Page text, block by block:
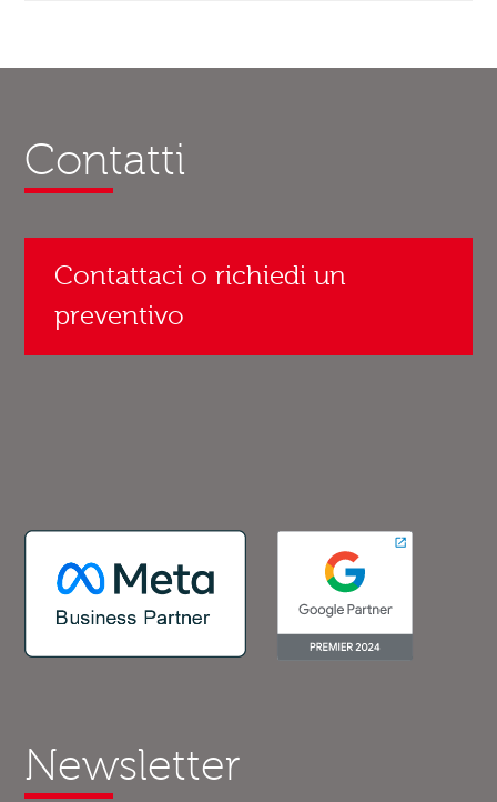
Contatti
Contattaci o richiedi un
preventivo
Newsletter